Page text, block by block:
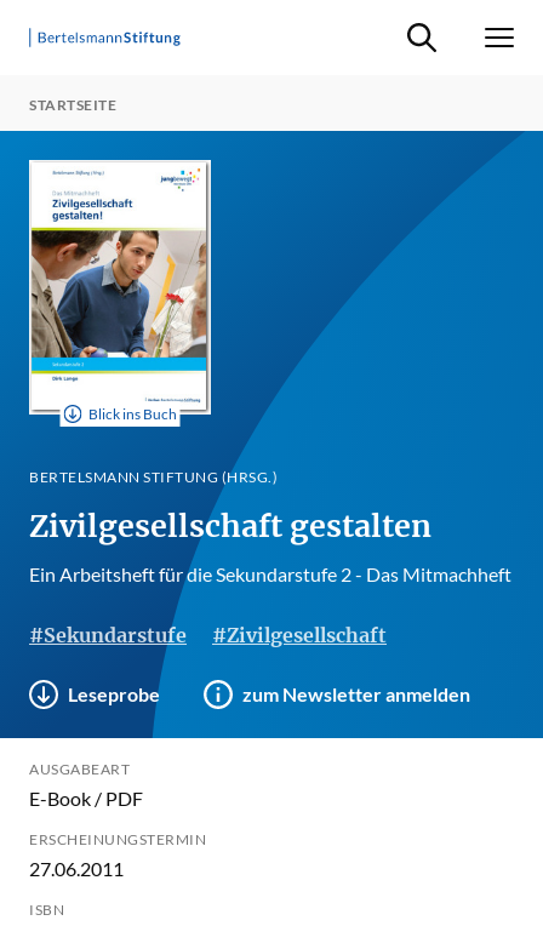
Suche ein-/
STARTSEITE
Blick ins Buch
BERTELSMANN STIFTUNG (HRSG.)
Zivilgesellschaft gestalten
Ein Arbeitsheft für die Sekundarstufe 2 - Das Mitmachheft
#Sekundarstufe #Zivilgesellschaft
Leseprobe zum Newsletter anmelden
AUSGABEART
E-Book / PDF
ERSCHEINUNGSTERMIN
27.06.2011
ISBN